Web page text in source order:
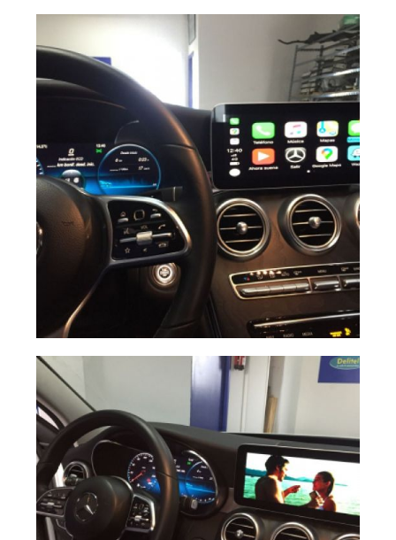
Carplay Mercedes
Ampliar
Carplay Mercedes
C Restyling
Ampliar